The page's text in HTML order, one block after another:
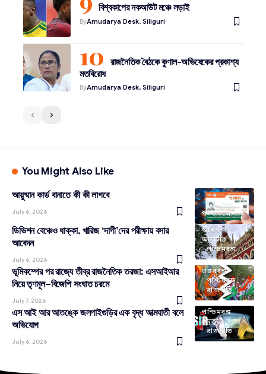
বিশ্বকাপের নকআউট মঞ্চে লড়াই
ByAmudarya Desk, Siliguri
রাজনৈতিক বৈঠকে কুণাল-অভিষেকের প্রকাশ্য
মতবিরোধ
ByAmudarya Desk, Siliguri
You Might Also Like
পশ্চিমবঙ্গ
আয়ুষ্মান কার্ড বানাতে কী কী লাগবে
July 6, 2026
আইন-
আদালত
পশ্চিমবঙ্গ
ডিভিশন বেঞ্চেও ধাক্কা, খারিজ ‘দাগী’দের পরীক্ষায় বসার
আবেদন
July 6, 2026
উত্তরবঙ্গ
পশ্চিমবঙ্গ
রাজনীতি
ভূমিকম্পের পর রাজ্যে তীব্র রাজনৈতিক তরজা: এসআইআর
নিয়ে তৃণমূল–বিজেপি সংঘাত চরমে
July 7, 2026
পশ্চিমবঙ্গ
মৃত্যু
রাজনীতি
এস আই আর আতঙ্কে জলপাইগুড়ির এক বৃদ্ধ আত্মঘাতী বলে
অভিযোগ
July 6, 2026